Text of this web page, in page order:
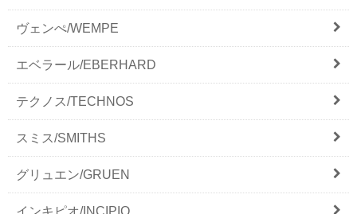
ヴェンぺ/WEMPE
エベラール/EBERHARD
テクノス/TECHNOS
スミス/SMITHS
グリュエン/GRUEN
インキピオ/INCIPIO